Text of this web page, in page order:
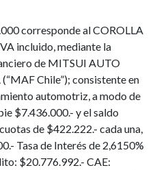
corresponde al COROLLA
incluido, mediante la
de MITSUI AUTO
Chile”); consistente en
automotriz, a modo de
$7.436.000.- y el saldo
de $422.222.- cada una,
Tasa de Interés de 2,6150%
$20.776.992.- CAE: